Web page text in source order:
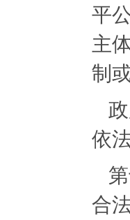
平
主
制
依
合